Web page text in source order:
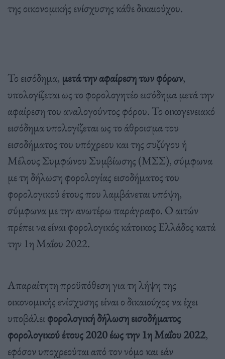
της οικονομικής ενίσχυσης κάθε δικαιούχου.
Το εισόδημα, μετά την αφαίρεση των φόρων,
υπολογίζεται ως το φορολογητέο εισόδημα μετά την
αφαίρεση του αναλογούντος φόρου. Το οικογενειακό
εισόδημα υπολογίζεται ως το άθροισμα του
εισοδήματος του υπόχρεου και της συζύγου ή
Μέλους Συμφώνου Συμβίωσης (ΜΣΣ), σύμφωνα
με τη δήλωση φορολογίας εισοδήματος του
φορολογικού έτους που λαμβάνεται υπόψη,
σύμφωνα με την ανωτέρω παράγραφο. Ο αιτών
πρέπει να είναι φορολογικός κάτοικος Ελλάδος κατά
την 1η Μαΐου 2022.
Απαραίτητη προϋπόθεση για τη λήψη της
οικονομικής ενίσχυσης είναι ο δικαιούχος να έχει
υποβάλειφορολογική δήλωση εισοδήματος
φορολογικού έτους 2020 έως την 1η Μαΐου 2022,
εφόσον υποχρεούται από τον νόμο και εάν